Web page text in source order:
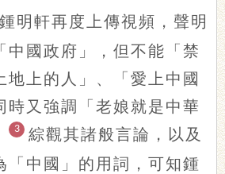
明軒再度上傳視頻，聲明
中國政府」，但不能「禁
地上的人」、「愛上中國
時又強調「老娘就是中華
3
綜觀其諸般言論，以及
「中國」的用詞，可知鍾